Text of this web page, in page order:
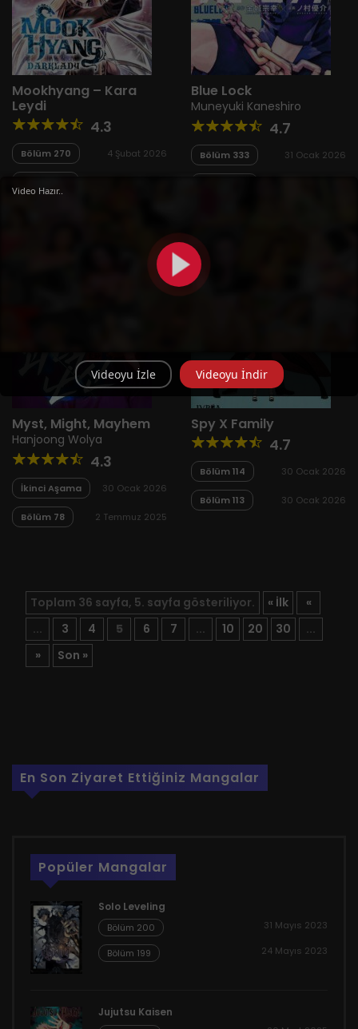
Mookhyang – Kara
Leydi
4.3
Bölüm 270 4 Şubat 2026
Blue Lock
Muneyuki Kaneshiro
4.7
Bölüm 333 31 Ocak 2026
Myst, Might, Mayhem
Hanjoong Wolya
4.3
İkinci Aşama 30 Ocak 2026
Bölüm 78 2 Temmuz 2025
Spy X Family
4.7
Bölüm 114 30 Ocak 2026
Bölüm 113 30 Ocak 2026
Toplam 36 sayfa, 5. sayfa gösteriliyor. « İlk
«
...
3 4 5 6 7 ... 10 20 30
...
»
Son »
En Son Ziyaret Ettiğiniz Mangalar
Popüler Mangalar
Solo Leveling
Bölüm 200 31 Mayıs 2023
Bölüm 199 24 Mayıs 2023
Jujutsu Kaisen
Video Hazır..
Videoyu İzle Videoyu İndir